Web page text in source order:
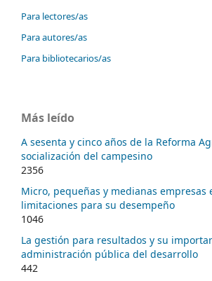
Para lectores/as
Para autores/as
Para bibliotecarios/as
Más leído
A sesenta y cinco años de la Reforma
socialización del campesino
2356
Micro, pequeñas y medianas empresas
limitaciones para su desempeño
1046
La gestión para resultados y su
administración pública del desarrollo
442